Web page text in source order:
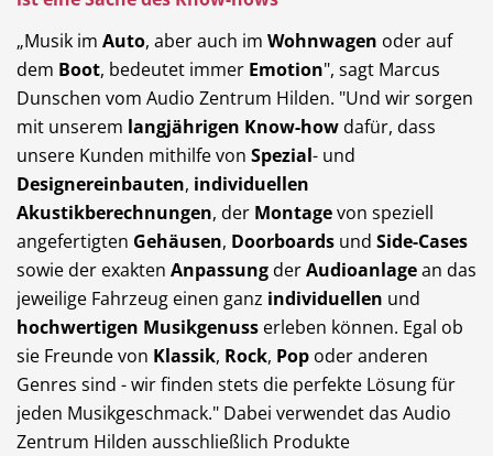
„Musik im Auto, aber auch im Wohnwagen oder auf
dem Boot, bedeutet immer Emotion", sagt Marcus
Dunschen vom Audio Zentrum Hilden. "Und wir sorgen
mit unserem langjährigen Know-how dafür, dass
unsere Kunden mithilfe von Spezial- und
Designereinbauten, individuellen
Akustikberechnungen, der Montagevon speziell
angefertigten Gehäusen, Doorboards und Side-Cases
sowie der exakten Anpassung derAudioanlagean das
jeweilige Fahrzeug einen ganz individuellen und
hochwertigen Musikgenuss erleben können. Egal ob
sie Freunde von Klassik, Rock, Pop oder anderen
Genres sind - wir finden stets die perfekte Lösung für
jeden Musikgeschmack." Dabei verwendet das Audio
Zentrum Hilden ausschließlich Produkte